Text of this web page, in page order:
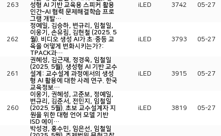
263
성형 AI 기반 교육용 스피커 활용
인간–AI 협력 문제해결학습 프로
그램 개발…
iLED 3742 05-27
262
정예일, 김승하, 변규리, 임철일,
이웅기, 손유림, 김현철 (2025. 5
월). 비디오 생성 AI가 초·중등 교
육을 어떻게 변화시키는가?:
TPACK과…
iLED 3793 05-27
261
권혜성, 김근재, 정경욱, 임철일
(2025. 5월). 생성형 AI 기반 교수
설계: 교수설계 과정에서의 생성
형 AI 활용에 대한 사례 연구. 한국
교육정보…
iLED 3915 05-27
260
이웅기, 권혜성, 고준보, 정예일,
변규리, 김준서, 전민지, 임철일
(2025. 5월). 초보 교수설계자 지
원을 위한 대형 언어 모델 기반
ISD 에이…
iLED 3819 05-27
박성경, 홍수민, 임은선, 임철일